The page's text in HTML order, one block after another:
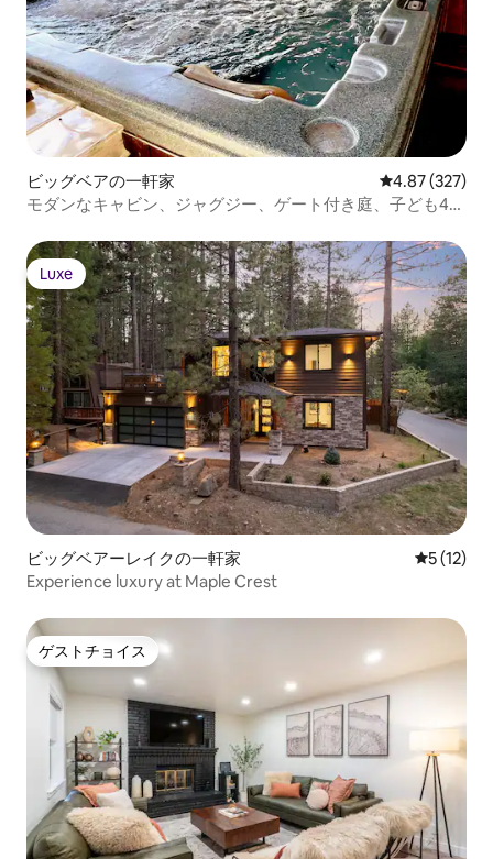
ビッグベアの一軒家 レビュー327
4.87 (327)
モダンなキャビン、ジャグジー、ゲート付き庭、子ども4人
Luxe
Luxe
ビッグベアーレイクの一軒家 レビュー
5 (12)
Experience luxury at Maple Crest
ゲストチョイス
ゲストチョイス